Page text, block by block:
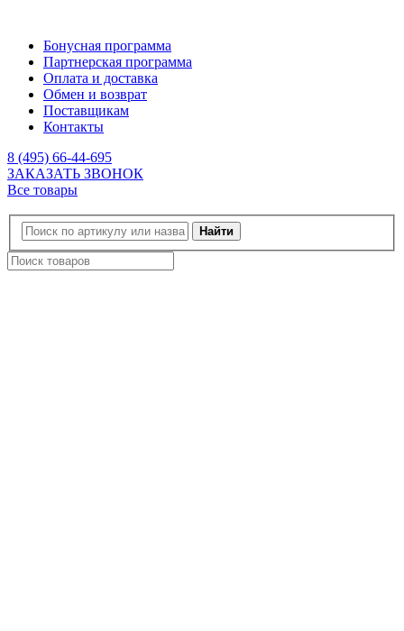
Бонусная программа
Партнерская программа
Оплата и доставка
Обмен и возврат
Поставщикам
Контакты
8 (495) 66-44-695
ЗАКАЗАТЬ ЗВОНОК
Все товары
Найти